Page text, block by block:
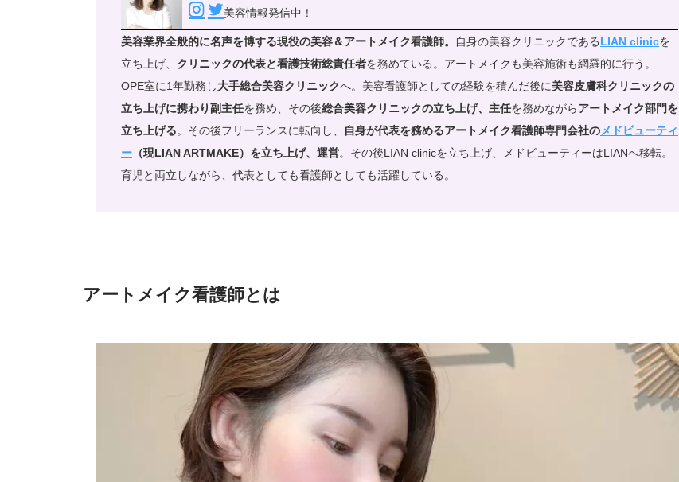
美容情報発信中！
美容業界全般的に名声を博する現役の美容＆アートメイク看護師。 自身の美容クリニックであるLIAN clinicを
立ち上げ、 クリニックの代表と看護技術総責任者を務めている。アートメイクも美容施術も網羅的に行う。
OPE室に1年勤務し大手総合美容クリニックへ。美容看護師としての経験を積んだ後に美容皮膚科クリニックの
立ち上げに携わり副主任を務め、その後総合美容クリニックの立ち上げ、主任を務めながらアートメイク部門を
立ち上げる。その後フリーランスに転向し、 自身が代表を務めるアートメイク看護師専門会社のメドビューティ
ー （現LIAN ARTMAKE）を立ち上げ、運営。その後LIAN clinicを立ち上げ、メドビューティーはLIANへ移転。
育児と両立しながら、代表としても看護師としても活躍している。
アートメイク看護師とは